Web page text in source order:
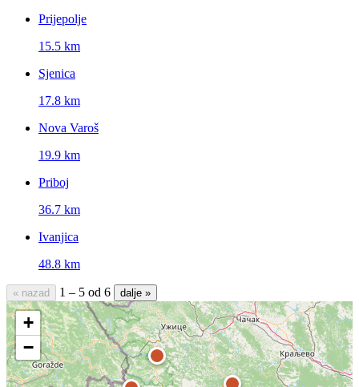
Prijepolje
15.5 km
Sjenica
17.8 km
Nova Varoš
19.9 km
Priboj
36.7 km
Ivanjica
48.8 km
« nazad 1 – 5 od 6 dalje »
+
−